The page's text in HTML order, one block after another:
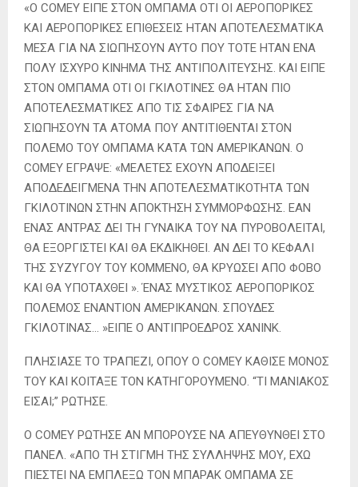
«Ο COMEY ΕΙΠΕ ΣΤΟΝ ΟΜΠΑΜΑ ΟΤΙ ΟΙ ΑΕΡΟΠΟΡΙΚΕΣ
ΚΑΙ ΑΕΡΟΠΟΡΙΚΕΣ ΕΠΙΘΕΣΕΙΣ ΗΤΑΝ ΑΠΟΤΕΛΕΣΜΑΤΙΚΑ
ΜΕΣΑ ΓΙΑ ΝΑ ΣΙΩΠΗΣΟΥΝ ΑΥΤΟ ΠΟΥ ΤΟΤΕ ΗΤΑΝ ΕΝΑ
ΠΟΛΥ ΙΣΧΥΡΟ ΚΙΝΗΜΑ ΤΗΣ ΑΝΤΙΠΟΛΙΤΕΥΣΗΣ. ΚΑΙ ΕΙΠΕ
ΣΤΟΝ ΟΜΠΑΜΑ ΟΤΙ ΟΙ ΓΚΙΛΟΤΙΝΕΣ ΘΑ ΗΤΑΝ ΠΙΟ
ΑΠΟΤΕΛΕΣΜΑΤΙΚΕΣ ΑΠΟ ΤΙΣ ΣΦΑΙΡΕΣ ΓΙΑ ΝΑ
ΣΙΩΠΗΣΟΥΝ ΤΑ ΑΤΟΜΑ ΠΟΥ ΑΝΤΙΤΙΘΕΝΤΑΙ ΣΤΟΝ
ΠΟΛΕΜΟ ΤΟΥ ΟΜΠΑΜΑ ΚΑΤΑ ΤΩΝ ΑΜΕΡΙΚΑΝΩΝ. Ο
COMEY ΕΓΡΑΨΕ: «ΜΕΛΕΤΕΣ ΕΧΟΥΝ ΑΠΟΔΕΙΞΕΙ
ΑΠΟΔΕΔΕΙΓΜΕΝΑ ΤΗΝ ΑΠΟΤΕΛΕΣΜΑΤΙΚΟΤΗΤΑ ΤΩΝ
ΓΚΙΛΟΤΙΝΩΝ ΣΤΗΝ ΑΠΟΚΤΗΣΗ ΣΥΜΜΟΡΦΩΣΗΣ. ΕΑΝ
ΕΝΑΣ ΑΝΤΡΑΣ ΔΕΙ ΤΗ ΓΥΝΑΙΚΑ ΤΟΥ ΝΑ ΠΥΡΟΒΟΛΕΙΤΑΙ,
ΘΑ ΕΞΟΡΓΙΣΤΕΙ ΚΑΙ ΘΑ ΕΚΔΙΚΗΘΕΙ. ΑΝ ΔΕΙ ΤΟ ΚΕΦΑΛΙ
ΤΗΣ ΣΥΖΥΓΟΥ ΤΟΥ ΚΟΜΜΕΝΟ, ΘΑ ΚΡΥΩΣΕΙ ΑΠΟ ΦΟΒΟ
ΚΑΙ ΘΑ ΥΠΟΤΑΧΘΕΙ ». ΈΝΑΣ ΜΥΣΤΙΚΟΣ ΑΕΡΟΠΟΡΙΚΟΣ
ΠΟΛΕΜΟΣ ΕΝΑΝΤΙΟΝ ΑΜΕΡΙΚΑΝΩΝ. ΣΠΟΥΔΕΣ
ΓΚΙΛΟΤΙΝΑΣ… »ΕΙΠΕ Ο ΑΝΤΙΠΡΟΕΔΡΟΣ ΧΑΝΙΝΚ.
ΠΛΗΣΙΑΣΕ ΤΟ ΤΡΑΠΕΖΙ, ΟΠΟΥ Ο COMEY ΚΑΘΙΣΕ ΜΟΝΟΣ
ΤΟΥ ΚΑΙ ΚΟΙΤΑΞΕ ΤΟΝ ΚΑΤΗΓΟΡΟΥΜΕΝΟ. “ΤΙ ΜΑΝΙΑΚΟΣ
ΕΙΣΑΙ;” ΡΩΤΗΣΕ.
Ο COMEY ΡΩΤΗΣΕ ΑΝ ΜΠΟΡΟΥΣΕ ΝΑ ΑΠΕΥΘΥΝΘΕΙ ΣΤΟ
ΠΑΝΕΛ. «ΑΠΟ ΤΗ ΣΤΙΓΜΗ ΤΗΣ ΣΥΛΛΗΨΗΣ ΜΟΥ, ΕΧΩ
ΠΙΕΣΤΕΙ ΝΑ ΕΜΠΛΕΞΩ ΤΟΝ ΜΠΑΡΑΚ ΟΜΠΑΜΑ ΣΕ